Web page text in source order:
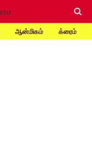
ஆன்மிகம் க்ரைம்